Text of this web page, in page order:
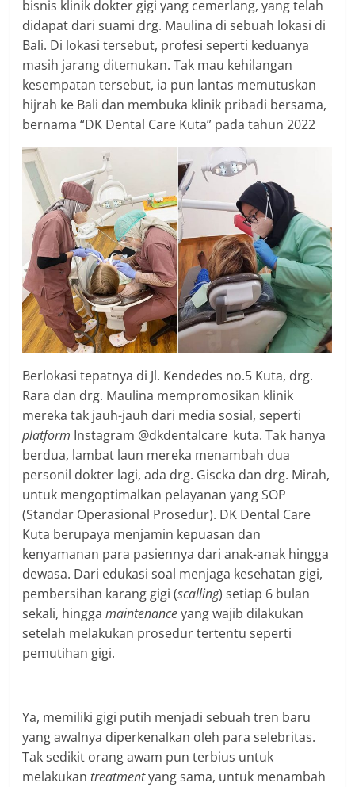
bisnis klinik dokter gigi yang cemerlang, yang telah
didapat dari suami drg. Maulina di sebuah lokasi di
Bali. Di lokasi tersebut, profesi seperti keduanya
masih jarang ditemukan. Tak mau kehilangan
kesempatan tersebut, ia pun lantas memutuskan
hijrah ke Bali dan membuka klinik pribadi bersama,
bernama “DK Dental Care Kuta” pada tahun 2022
Berlokasi tepatnya di Jl. Kendedes no.5 Kuta, drg.
Rara dan drg. Maulina mempromosikan klinik
mereka tak jauh-jauh dari media sosial, seperti
platform Instagram @dkdentalcare_kuta. Tak hanya
berdua, lambat laun mereka menambah dua
personil dokter lagi, ada drg. Giscka dan drg. Mirah,
untuk mengoptimalkan pelayanan yang SOP
(Standar Operasional Prosedur). DK Dental Care
Kuta berupaya menjamin kepuasan dan
kenyamanan para pasiennya dari anak-anak hingga
dewasa. Dari edukasi soal menjaga kesehatan gigi,
pembersihan karang gigi (scalling) setiap 6 bulan
sekali, hinggamaintenanceyang wajib dilakukan
setelah melakukan prosedur tertentu seperti
pemutihan gigi.
Ya, memiliki gigi putih menjadi sebuah tren baru
yang awalnya diperkenalkan oleh para selebritas.
Tak sedikit orang awam pun terbius untuk
melakukan treatmentyang sama, untuk menambah